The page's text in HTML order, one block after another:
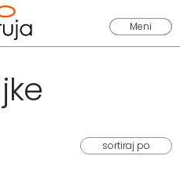
Meni